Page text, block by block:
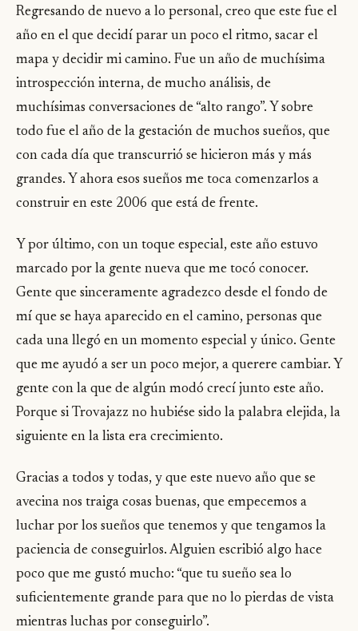
Regresando de nuevo a lo personal, creo que este fue el
año en el que decidí parar un poco el ritmo, sacar el
mapa y decidir mi camino. Fue un año de muchísima
introspección interna, de mucho análisis, de
muchísimas conversaciones de “alto rango”. Y sobre
todo fue el año de la gestación de muchos sueños, que
con cada día que transcurrió se hicieron más y más
grandes. Y ahora esos sueños me toca comenzarlos a
construir en este 2006 que está de frente.
Y por último, con un toque especial, este año estuvo
marcado por la gente nueva que me tocó conocer.
Gente que sinceramente agradezco desde el fondo de
mí que se haya aparecido en el camino, personas que
cada una llegó en un momento especial y único. Gente
que me ayudó a ser un poco mejor, a querere cambiar. Y
gente con la que de algún modó crecí junto este año.
Porque si Trovajazz no hubiése sido la palabra elejida, la
siguiente en la lista era crecimiento.
Gracias a todos y todas, y que este nuevo año que se
avecina nos traiga cosas buenas, que empecemos a
luchar por los sueños que tenemos y que tengamos la
paciencia de conseguirlos. Alguien escribió algo hace
poco que me gustó mucho: “que tu sueño sea lo
suficientemente grande para que no lo pierdas de vista
mientras luchas por conseguirlo”.